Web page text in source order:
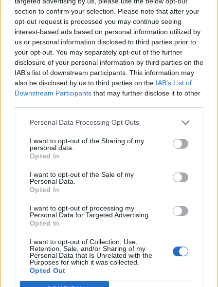
section to confirm your selection. Please note that after your
opt-out request is processed you may continue seeing
interest-based ads based on personal information utilized by
us or personal information disclosed to third parties prior to
your opt-out. You may separately opt-out of the further
disclosure of your personal information by third parties on the
IAB’s list of downstream participants. This information may
also be disclosed by us to third parties on the IAB’s List of
Downstream Participants that may further disclose it to other
Personal Data Processing Opt Outs
I want to opt-out of the Sharing of my
personal data.
Opted In
I want to opt-out of the Sale of my
Personal Data.
Opted In
I want to opt-out of processing my
Personal Data for Targeted Advertising.
Opted In
I want to opt-out of Collection, Use,
Retention, Sale, and/or Sharing of my
Personal Data that Is Unrelated with the
Purposes for which it was collected.
Opted Out
C
L A R
A
Faca um pouco maior e mais comprida que o punhal:
A
D A G
A
No que se transforma a Princesa Fiona de Shrek
O
G R
A
Presente do verbo amar, terceira pessoa do plural :
M A
M
Versão reduzida da palavra maravilhoso
A R
A
O G U E
S
Sistemas digestivos de aves e iguarias culinárias
O E L A
S
Vulcão mais alto da Europa, na Itália: